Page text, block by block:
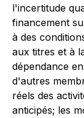
l'incertitude
financement
à des
aux titres et à
dépendance
d'autres
réels des
anticipés; les